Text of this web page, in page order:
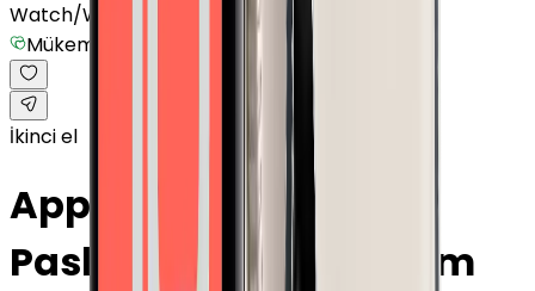
Watch/Watch Series 3
Mükemmel
İkinci el
Apple Watch Series 3
Paslanmaz Çelik 42mm